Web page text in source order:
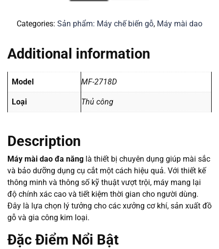
Categories: Sản phẩm: Máy chế biến gỗ, Máy mài dao
Description
Máy mài dao đa năng là thiết bị chuyên dụng giúp mài sắc
và bảo dưỡng dụng cụ cắt một cách hiệu quả. Với thiết kế
thông minh và thông số kỹ thuật vượt trội, máy mang lại
độ chính xác cao và tiết kiệm thời gian cho người dùng.
Đây là lựa chọn lý tưởng cho các xưởng cơ khí, sản xuất đồ
gỗ và gia công kim loại.
Đặc Điểm Nổi Bật
Additional information
Model MF-2718D
Loại Thủ công